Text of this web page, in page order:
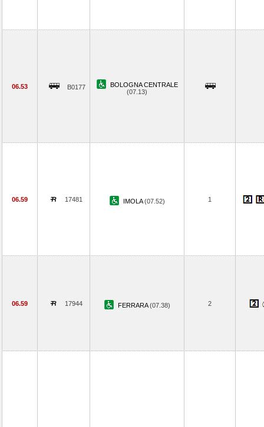
06.53 B0177
BOLOGNA CENTRALE
(07.13)
06.59 17481 IMOLA(07.52) 1
06.59 17944 FERRARA(07.38) 2